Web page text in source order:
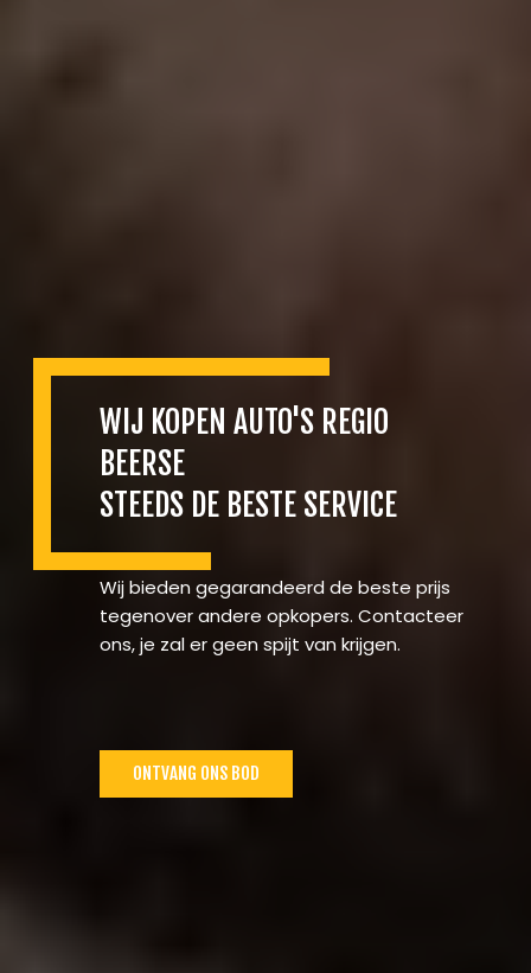
WIJ KOPEN AUTO'S REGIO
BEERSE
STEEDS DE BESTE SERVICE
Wij bieden gegarandeerd de beste prijs
tegenover andere opkopers. Contacteer
ons, je zal er geen spijt van krijgen.
ONTVANG ONS BOD